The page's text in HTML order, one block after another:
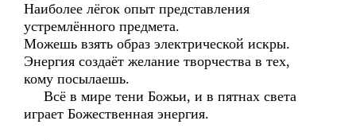
Наиболее лёгок опыт представления
устремлённого предмета.
Можешь взять образ электрической искры.
Энергия создаёт желание творчества в тех,
кому посылаешь.
Всё в мире тени Божьи, и в пятнах света
играет Божественная энергия.